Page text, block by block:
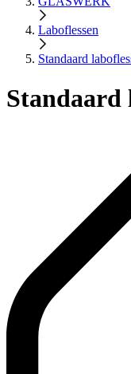
Laboflessen
Standaard
Standaard